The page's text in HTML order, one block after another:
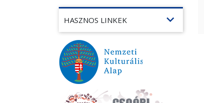
HASZNOS LINKEK expand_more